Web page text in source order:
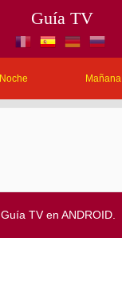
Guía TV
Noche Mañana
Guía TV en ANDROID.